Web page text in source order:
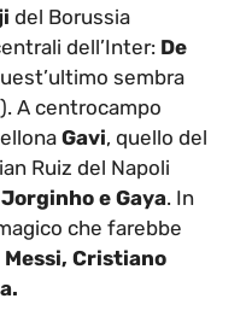
del Borussia
dell’Inter: De
sembra
A centrocampo
Gavi, quello del
Ruiz del Napoli
Jorginho e Gaya. In
che farebbe
Messi, Cristiano